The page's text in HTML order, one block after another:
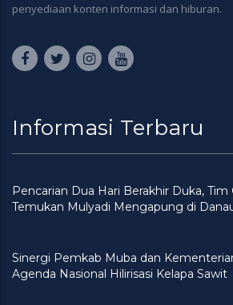
penyediaan konten informasi dan hiburan.
Informasi Terbaru
Pencarian Dua Hari Berakhir Duka,
Temukan Mulyadi Mengapung di
Sinergi Pemkab Muba dan
Agenda Nasional Hilirisasi Kelapa Sawit